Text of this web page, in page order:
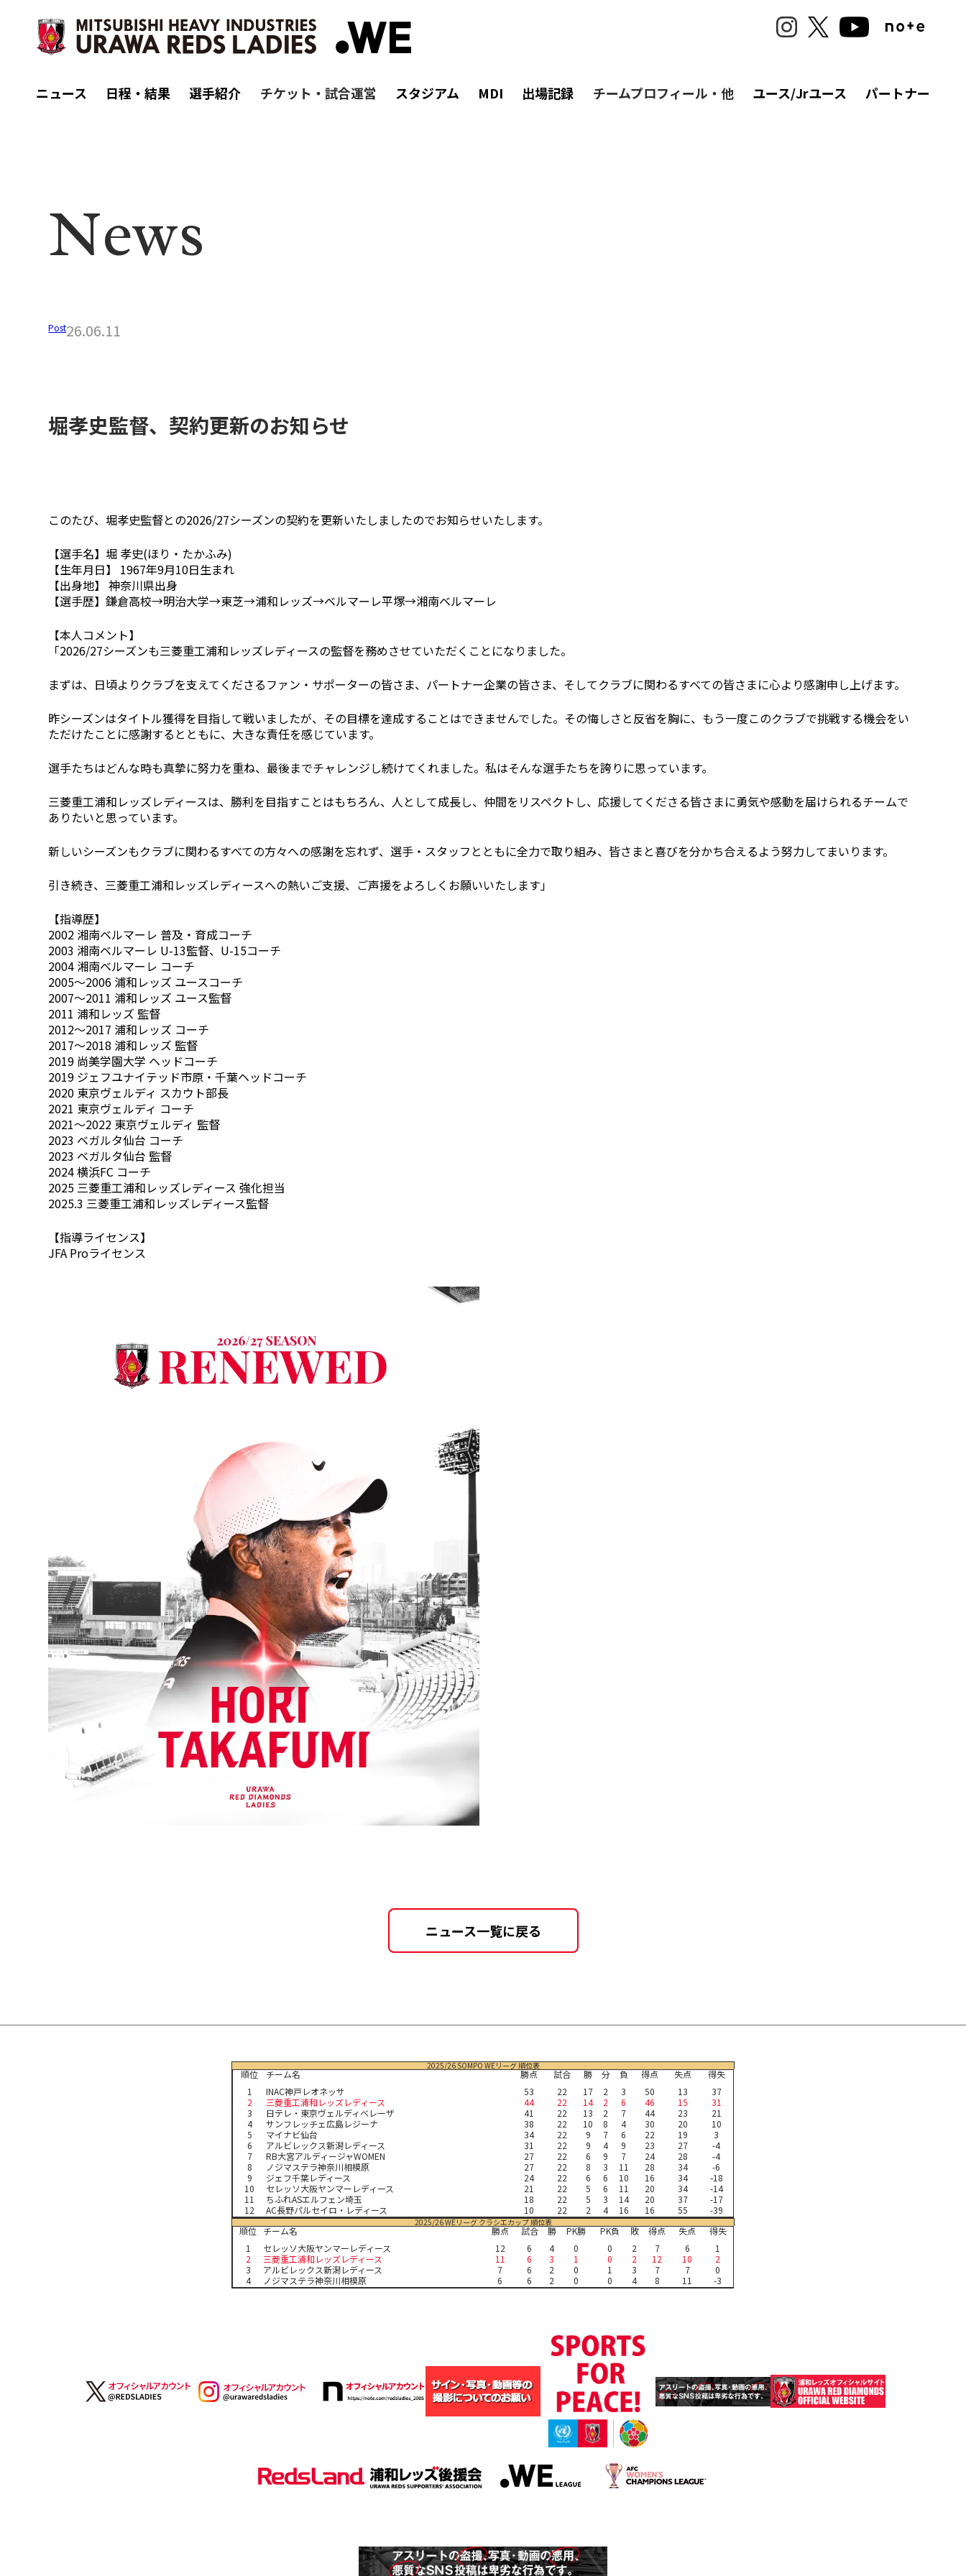
ニュース 日程・結果 選手紹介 チケット・試合運営 スタジアム MDI 出場記録 チームプロフィール・他 ユース/Jrユース パートナー
News
Post26.06.11
堀孝史監督、契約更新のお知らせ
このたび、堀孝史監督との2026/27シーズンの契約を更新いたしましたのでお知らせいたします。
【選手名】堀 孝史(ほり・たかふみ)
【生年月日】 1967年9月10日生まれ
【出身地】 神奈川県出身
【選手歴】鎌倉高校→明治大学→東芝→浦和レッズ→ベルマーレ平塚→湘南ベルマーレ
【本人コメント】
「2026/27シーズンも三菱重工浦和レッズレディースの監督を務めさせていただくことになりました。
まずは、日頃よりクラブを支えてくださるファン・サポーターの皆さま、パートナー企業の皆さま、そしてクラブに関わるすべての皆さまに心より感謝申し上げます。
昨シーズンはタイトル獲得を目指して戦いましたが、その目標を達成することはできませんでした。その悔しさと反省を胸に、もう一度このクラブで挑戦する機会をい
ただけたことに感謝するとともに、大きな責任を感じています。
選手たちはどんな時も真摯に努力を重ね、最後までチャレンジし続けてくれました。私はそんな選手たちを誇りに思っています。
三菱重工浦和レッズレディースは、勝利を目指すことはもちろん、人として成長し、仲間をリスペクトし、応援してくださる皆さまに勇気や感動を届けられるチームで
ありたいと思っています。
新しいシーズンもクラブに関わるすべての方々への感謝を忘れず、選手・スタッフとともに全力で取り組み、皆さまと喜びを分かち合えるよう努力してまいります。
引き続き、三菱重工浦和レッズレディースへの熱いご支援、ご声援をよろしくお願いいたします」
【指導歴】
2002 湘南ベルマーレ 普及・育成コーチ
2003 湘南ベルマーレ U-13監督、U-15コーチ
2004 湘南ベルマーレ コーチ
2005～2006 浦和レッズ ユースコーチ
2007～2011 浦和レッズ ユース監督
2011 浦和レッズ 監督
2012～2017 浦和レッズ コーチ
2017～2018 浦和レッズ 監督
2019 尚美学園大学 ヘッドコーチ
2019 ジェフユナイテッド市原・千葉ヘッドコーチ
2020 東京ヴェルディ スカウト部長
2021 東京ヴェルディ コーチ
2021～2022 東京ヴェルディ 監督
2023 ベガルタ仙台 コーチ
2023 ベガルタ仙台 監督
2024 横浜FC コーチ
2025 三菱重工浦和レッズレディース 強化担当
2025.3 三菱重工浦和レッズレディース監督
【指導ライセンス】
JFA Proライセンス
ニュース一覧に戻る
2025/26 SOMPO WEリーグ 順位表
順位 チーム名 勝点 試合 勝 分 負 得点 失点
得失
1
INAC神戸レオネッサ 53 22 17 2 3 50 13
37
2
三菱重工浦和レッズレディース 44 22 14 2 6 46 15
31
3
日テレ・東京ヴェルディベレーザ 41 22 13 2 7 44 23
21
4
サンフレッチェ広島レジーナ 38 22 10 8 4 30 20
10
5
マイナビ仙台 34 22 9 7 6 22 19
3
6
アルビレックス新潟レディース 31 22 9 4 9 23 27
-4
7
RB大宮アルディージャWOMEN 27 22 6 9 7 24 28
-4
8
ノジマステラ神奈川相模原 27 22 8 3 11 28 34
-6
9
ジェフ千葉レディース 24 22 6 6 10 16 34
-18
10
セレッソ大阪ヤンマーレディース 21 22 5 6 11 20 34
-14
11
ちふれASエルフェン埼玉 18 22 5 3 14 20 37
-17
12
AC長野パルセイロ・レディース 10 22 2 4 16 16 55 -39
2025/26 WEリーグ クラシエカップ 順位表
順位 チーム名 勝点 試合 勝 PK勝 PK負 敗 得点 失点
得失
1
セレッソ大阪ヤンマーレディース 12 6 4 0 0 2 7 6
1
2
三菱重工浦和レッズレディース 11 6 3 1 0 2 12 10
2
3
アルビレックス新潟レディース 7 6 2 0 1 3 7 7
0
4
ノジマステラ神奈川相模原 6 6 2 0 0 4 8 11 -3